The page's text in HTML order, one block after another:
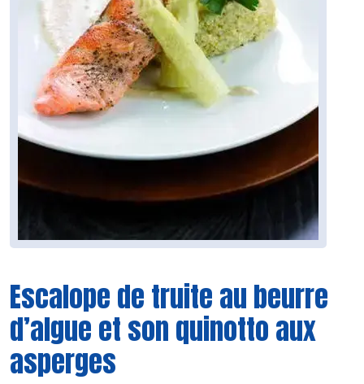
Escalope de truite au beurre
d’algue et son quinotto aux
asperges